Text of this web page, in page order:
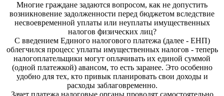
Многие граждане задаются вопросом, как не допустить
возникновение задолженности перед бюджетом вследствие
несвоевременной уплаты или неуплаты имущественных
налогов физических лиц?
С введением Единого налогового платежа (далее - ЕНП)
облегчился процесс уплаты имущественных налогов - теперь
налогоплательщики могут оплачивать их единой суммой
(одной платежкой) авансом, то есть заранее. Это особенно
удобно для тех, кто привык планировать свои доходы и
расходы заблаговременно.